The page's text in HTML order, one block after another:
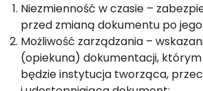
Niezmienność w czasie –
przed zmianą dokumentu po
Możliwość zarządzania –
(opiekuna) dokumentacji,
będzie instytucja tworząca,